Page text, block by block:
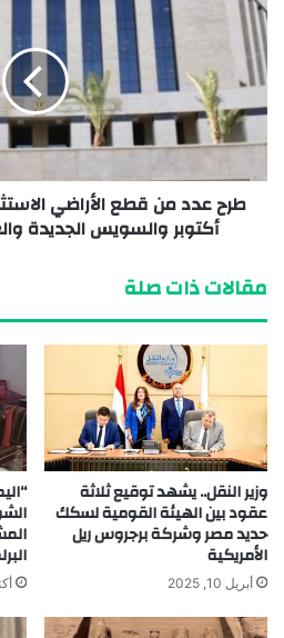
أكتوبر والسويس الجديدة
مقالات ذات صلة
وزير النقل.. يشهد توقيع ثلاثة
عقود بين الهيئة القومية لسكك
حديد مصر وشركة برجروس ريل
الأمريكية
أبريل 10, 2025